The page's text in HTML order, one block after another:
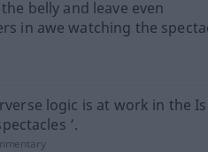
belly and leave even
in awe watching the
logic is at work in the
’.